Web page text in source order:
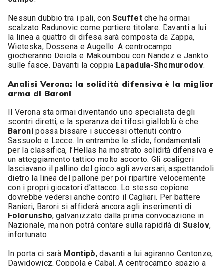
Nessun dubbio tra i pali, con Scuffetche ha ormai
scalzato Radunovic come portiere titolare. Davanti a lui
la linea a quattro di difesa sarà composta da Zappa,
Wieteska, Dossena e Augello. A centrocampo
giocheranno Deiola e Makoumbou con Nandez e Jankto
sulle fasce. Davanti la coppia Lapadula-Shomurodov.
Analisi Verona: la solidità difensiva è la miglior
arma di Baroni
Il Verona sta ormai diventando uno specialista degli
scontri diretti, e la speranza dei tifosi gialloblù è che
Baronipossa bissare i successi ottenuti contro
Sassuolo e Lecce. In entrambe le sfide, fondamentali
per la classifica, l’Hellas ha mostrato solidità difensiva e
un atteggiamento tattico molto accorto. Gli scaligeri
lasciavano il pallino del gioco agli avversari, aspettandoli
dietro la linea del pallone per poi ripartire velocemente
con i propri giocatori d’attacco. Lo stesso copione
dovrebbe vedersi anche contro il Cagliari. Per battere
Ranieri, Baroni si affiderà ancora agli inserimenti di
Folorunsho, galvanizzato dalla prima convocazione in
Nazionale, ma non potrà contare sulla rapidità diSuslov,
infortunato.
In porta ci sarà Montipò, davanti a lui agiranno Centonze,
Dawidowicz, Coppola e Cabal. A centrocampo spazio a